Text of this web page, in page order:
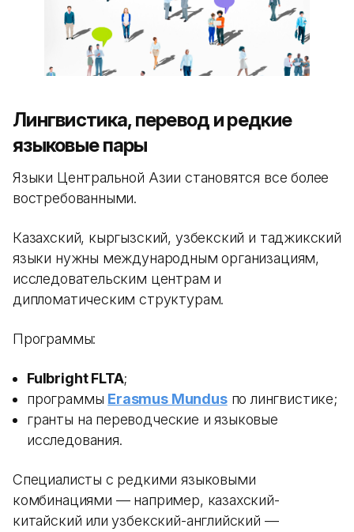
Лингвистика, перевод и редкие
языковые пары
Языки Центральной Азии становятся все более
востребованными.
Казахский, кыргызский, узбекский и таджикский
языки нужны международным организациям,
исследовательским центрам и
дипломатическим структурам.
Программы:
Fulbright FLTA;
программы Erasmus Mundusпо лингвистике;
гранты на переводческие и языковые
исследования.
Специалисты с редкими языковыми
комбинациями — например, казахский-
китайский или узбекский-английский —